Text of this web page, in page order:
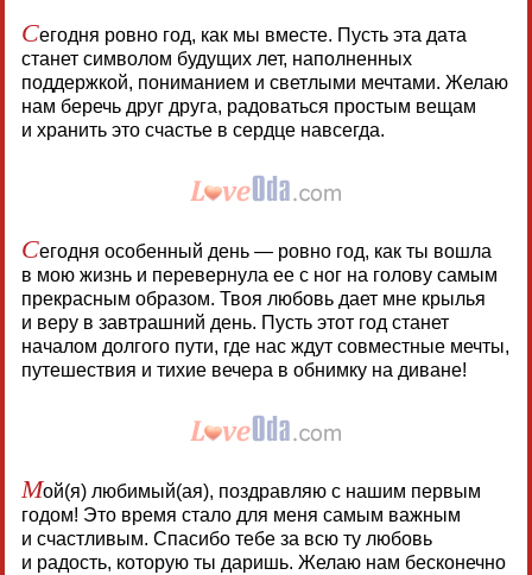
Сегодня ровно год, как мы вместе. Пусть эта дата
станет символом будущих лет, наполненных
поддержкой, пониманием и светлыми мечтами. Желаю
нам беречь друг друга, радоваться простым вещам
и хранить это счастье в сердце навсегда.
Сегодня особенный день — ровно год, как ты вошла
в мою жизнь и перевернула ее с ног на голову самым
прекрасным образом. Твоя любовь дает мне крылья
и веру в завтрашний день. Пусть этот год станет
началом долгого пути, где нас ждут совместные мечты,
путешествия и тихие вечера в обнимку на диване!
Мой(я) любимый(ая), поздравляю с нашим первым
годом! Это время стало для меня самым важным
и счастливым. Спасибо тебе за всю ту любовь
и радость, которую ты даришь. Желаю нам бесконечно